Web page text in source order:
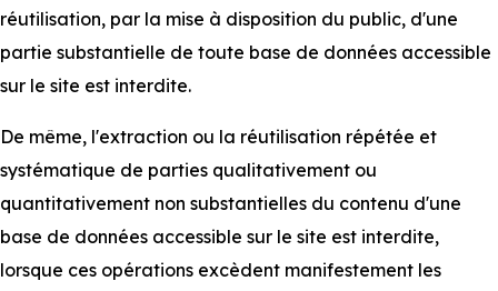
réutilisation, par la mise à disposition du public, d'une
partie substantielle de toute base de données accessible
sur le site est interdite.
De même, l'extraction ou la réutilisation répétée et
systématique de parties qualitativement ou
quantitativement non substantielles du contenu d'une
base de données accessible sur le site est interdite,
lorsque ces opérations excèdent manifestement les